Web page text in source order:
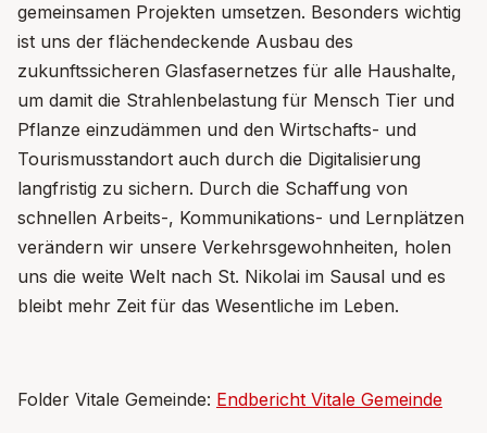
gemeinsamen Projekten umsetzen. Besonders wichtig
ist uns der flächendeckende Ausbau des
zukunftssicheren Glasfasernetzes für alle Haushalte,
um damit die Strahlenbelastung für Mensch Tier und
Pflanze einzudämmen und den Wirtschafts- und
Tourismusstandort auch durch die Digitalisierung
langfristig zu sichern. Durch die Schaffung von
schnellen Arbeits-, Kommunikations- und Lernplätzen
verändern wir unsere Verkehrsgewohnheiten, holen
uns die weite Welt nach St. Nikolai im Sausal und es
bleibt mehr Zeit für das Wesentliche im Leben.
Folder Vitale Gemeinde: Endbericht Vitale Gemeinde